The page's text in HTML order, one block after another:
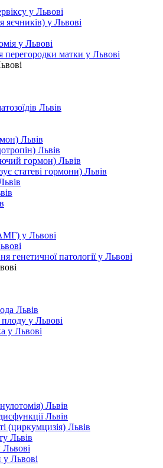
у Львові
яєчників) у Львові
у Львові
перегородки матки у Львові
Львів
Львів
Львів
гормон) Львів
статеві гормони) Львів
у Львові
генетичної патології у Львові
Львів
у Львові
у Львові
Львів
Львів
(циркумцизія) Львів
Львів
у Львові